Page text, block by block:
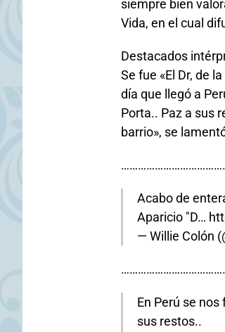
siempre bien
Vida, en el cual
Destacados
Se fue «El Dr, de
día que llegó a
Porta.. Paz a sus
barrio», se
Acabo de
Aparicio "D…
— Willie Colón
En Perú se
sus restos..